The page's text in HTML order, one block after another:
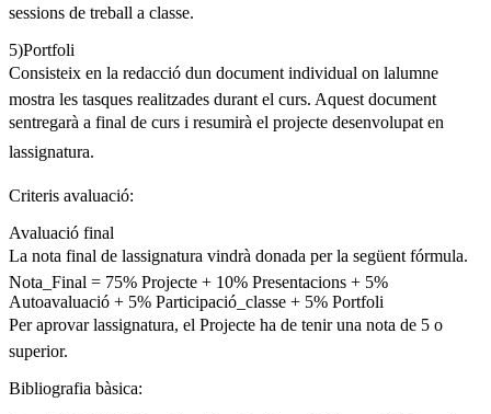
sessions de treball a classe.
5)Portfoli
Consisteix en la redacció dun document individual on lalumne
mostra les tasques realitzades durant el curs. Aquest document
sentregarà a final de curs i resumirà el projecte desenvolupat en
lassignatura.
Criteris avaluació:
Avaluació final
La nota final de lassignatura vindrà donada per la següent fórmula.
Nota_Final = 75% Projecte + 10% Presentacions + 5%
Autoavaluació + 5% Participació_classe + 5% Portfoli
Per aprovar lassignatura, el Projecte ha de tenir una nota de 5 o
superior.
Bibliografia bàsica: